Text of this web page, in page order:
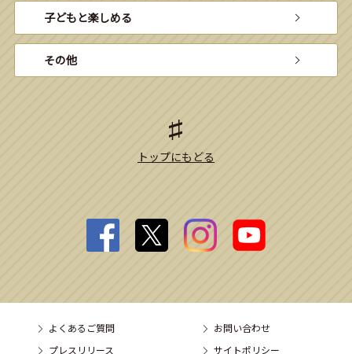
子どもと楽しめる
その他
トップにもどる
よくあるご質問
お問い合わせ
プレスリリース
サイトポリシー